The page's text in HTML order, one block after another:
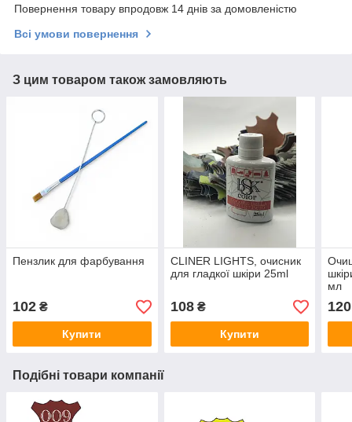
Повернення товару впродовж 14 днів за домовленістю
Всі умови повернення
З цим товаром також замовляють
Пензлик для фарбування
102 ₴
Купити
CLINER LIGHTS, очисник
для гладкої шкіри 25ml
108₴
Купити
мл
120
Подібні товари компанії